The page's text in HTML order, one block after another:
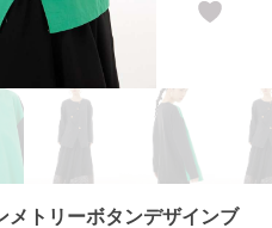
メトリーボタンデザインブ